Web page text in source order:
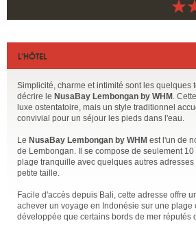
L’HÔTEL
Simplicité, charme et intimité sont les quelques
décrire le NusaBay Lembongan by WHM .
luxe ostentatoire, mais un style traditionnel
convivial pour un séjour les pieds dans l'eau.
Le NusaBay Lembongan by WHM est l'un de
de Lembongan. Il se compose de seulement
plage tranquille avec quelques autres
petite taille.
Facile d'accès depuis Bali, cette adresse offre
achever un voyage en Indonésie sur une plage
développée que certains bords de mer réputés